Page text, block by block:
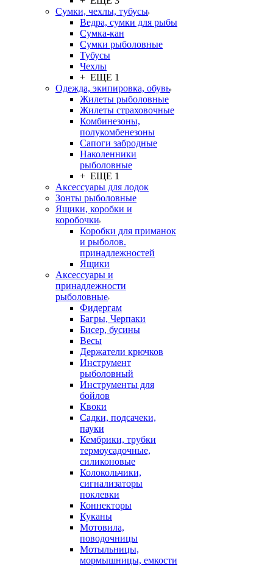
Сумки, чехлы, тубусы
Ведра, сумки для рыбы
Сумка-кан
Сумки рыболовные
Тубусы
Чехлы
+ ЕЩЕ 1
Одежда, экипировка, обувь
Жилеты рыболовные
Жилеты страховочные
Комбинезоны,
полукомбенезоны
Сапоги забродные
Наколенники
рыболовные
+ ЕЩЕ 1
Аксессуары для лодок
Зонты рыболовные
Ящики, коробки и
коробочки
Коробки для приманок
и рыболов.
принадлежностей
Ящики
Аксессуары и
принадлежности
рыболовные
Фидергам
Багры, Черпаки
Бисер, бусины
Весы
Держатели крючков
Инструмент
рыболовный
Инструменты для
бойлов
Квоки
Садки, подсачеки,
пауки
Кембрики, трубки
термоусадочные,
силиконовые
Колокольчики,
сигнализаторы
поклевки
Коннекторы
Куканы
Мотовила,
поводочницы
Мотыльницы,
мормышницы, емкости